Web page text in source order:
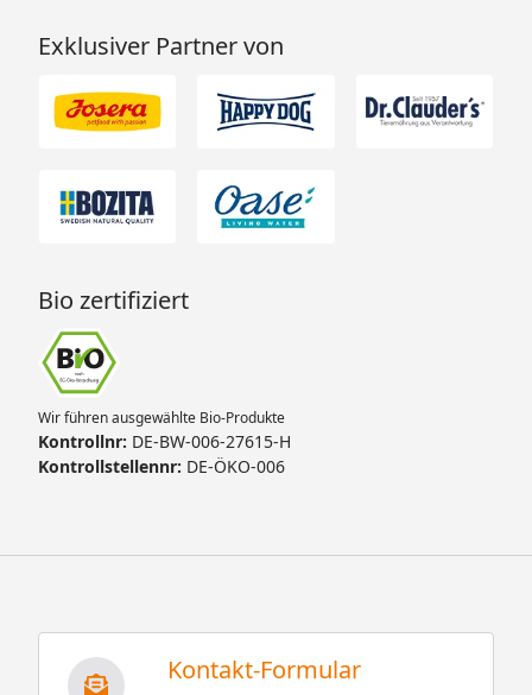
Exklusiver Partner von
Bio zertifiziert
Wir führen ausgewählte Bio-Produkte
Kontrollnr: DE-BW-006-27615-H
Kontrollstellennr: DE-ÖKO-006
Kontakt-Formular